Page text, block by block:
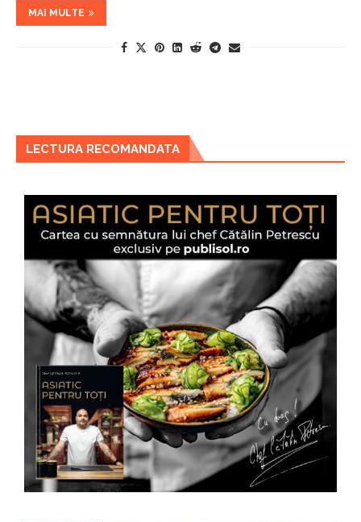
MAI MULTE
LECTURA RECOMANDATA